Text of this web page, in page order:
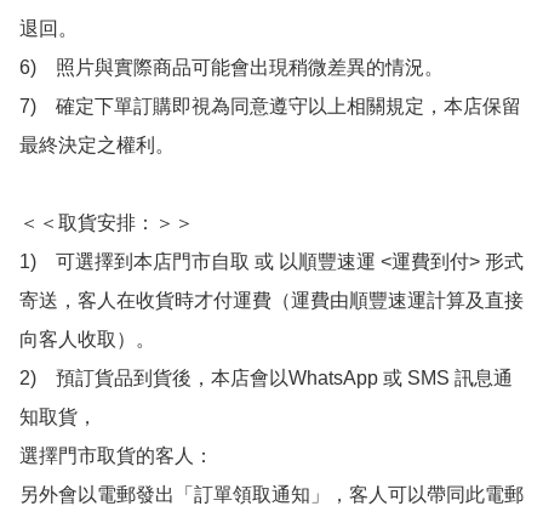
退回。
6)　照片與實際商品可能會出現稍微差異的情況。
7)　確定下單訂購即視為同意遵守以上相關規定，本店保留
最終決定之權利。
＜＜取貨安排：＞＞
1)　可選擇到本店門市自取 或 以順豐速運 <運費到付> 形式
寄送，客人在收貨時才付運費（運費由順豐速運計算及直接
向客人收取）。
2)　預訂貨品到貨後，本店會以WhatsApp 或 SMS 訊息通
知取貨，
選擇門市取貨的客人：
另外會以電郵發出「訂單領取通知」，客人可以帶同此電郵